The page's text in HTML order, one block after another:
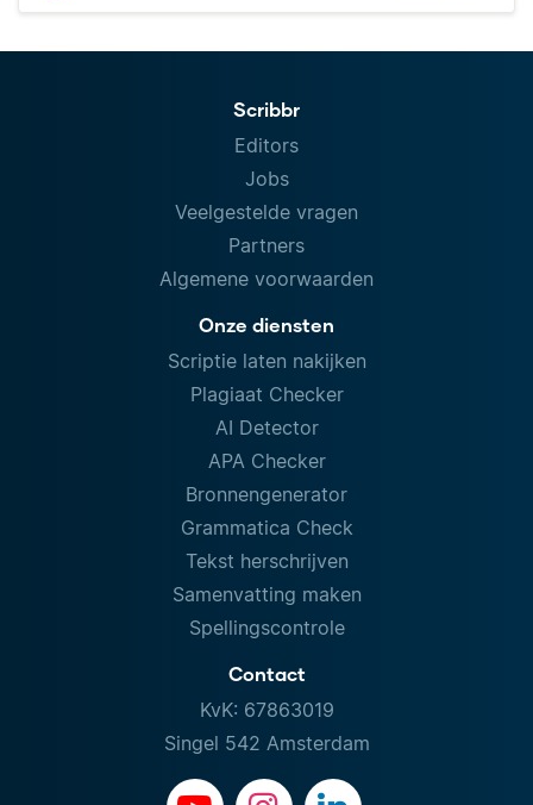
Scribbr
Editors
Jobs
Veelgestelde vragen
Partners
Algemene voorwaarden
Onze diensten
Scriptie laten nakijken
Plagiaat Checker
AI Detector
APA Checker
Bronnengenerator
Grammatica Check
Tekst herschrijven
Samenvatting maken
Spellingscontrole
Contact
KvK: 67863019
Singel 542 Amsterdam